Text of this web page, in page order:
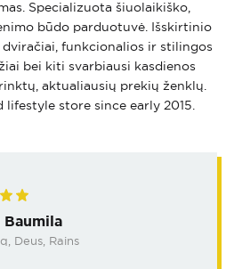
Specializuota šiuolaikiško,
būdo parduotuvė. Išskirtinio
funkcionalios ir stilingos
bei kiti svarbiausi kasdienos
aktualiausių prekių ženklų.
store since early 2015.
Baumila
Deus, Rains